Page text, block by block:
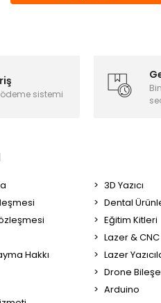
sistemi
Hakkı
3D Yazıcı
Dental
Eğitim Kitleri
Lazer & CNC
Lazer
Drone
Arduino